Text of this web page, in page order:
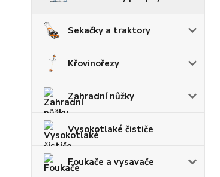
Sekačky a traktory
Křovinořezy
Zahradní nůžky
Vysokotlaké čističe
Foukače a vysavače